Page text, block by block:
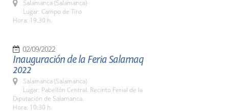
Salamanca (Salamanca)
Lugar: Campo de Tiro
Hora: 19:30 h.
02/09/2022
Inauguración de la Feria Salamaq
2022
Salamanca (Salamanca)
Lugar: Pabellón Central. Recinto Ferial de la
Diputación de Salamanca.
Hora: 10:30 h.